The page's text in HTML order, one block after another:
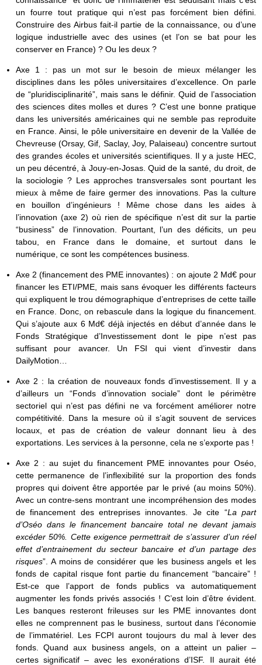
un fourre tout pratique qui n’est pas forcément bien défini.
Construire des Airbus fait-il partie de la connaissance, ou d’une
logique industrielle avec des usines (et l’on se bat pour les
conserver en France) ? Ou les deux ?
Axe 1 : pas un mot sur le besoin de mieux mélanger les
disciplines dans les pôles universitaires d’excellence. On parle
de “pluridisciplinarité”, mais sans le définir. Quid de l’association
des sciences dites molles et dures ? C’est une bonne pratique
dans les universités américaines qui ne semble pas reproduite
en France. Ainsi, le pôle universitaire en devenir de la Vallée de
Chevreuse (Orsay, Gif, Saclay, Joy, Palaiseau) concentre surtout
des grandes écoles et universités scientifiques. Il y a juste HEC,
un peu décentré, à Jouy-en-Josas. Quid de la santé, du droit, de
la sociologie ? Les approches transversales sont pourtant les
mieux à même de faire germer des innovations. Pas la culture
en bouillon d’ingénieurs ! Même chose dans les aides à
l’innovation (axe 2) où rien de spécifique n’est dit sur la partie
“business” de l’innovation. Pourtant, l’un des déficits, un peu
tabou, en France dans le domaine, et surtout dans le
numérique, ce sont les compétences business.
Axe 2 (financement des PME innovantes) : on ajoute 2 Md€ pour
financer les ETI/PME, mais sans évoquer les différents facteurs
qui expliquent le trou démographique d’entreprises de cette taille
en France. Donc, on rebascule dans la logique du financement.
Qui s’ajoute aux 6 Md€ déjà injectés en début d’année dans le
Fonds Stratégique d’Investissement dont le pipe n’est pas
suffisant pour avancer. Un FSI qui vient d’investir dans
DailyMotion…
Axe 2 : la création de nouveaux fonds d’investissement. Il y a
d’ailleurs un “Fonds d’innovation sociale” dont le périmètre
sectoriel qui n’est pas défini ne va forcément améliorer notre
compétitivité. Dans la mesure où il s’agit souvent de services
locaux, et pas de création de valeur donnant lieu à des
exportations. Les services à la personne, cela ne s’exporte pas !
Axe 2 : au sujet du financement PME innovantes pour Oséo,
cette permanence de l’inflexibilité sur la proportion des fonds
propres qui doivent être apportée par le privé (au moins 50%).
Avec un contre-sens montrant une incompréhension des modes
de financement des entreprises innovantes. Je cite “La part
d’Oséo dans le financement bancaire total ne devant jamais
excéder 50%. Cette exigence permettrait de s’assurer d’un réel
effet d’entrainement du secteur bancaire et d’un partage des
risques”. A moins de considérer que les business angels et les
fonds de capital risque font partie du financement “bancaire” !
Est-ce que l’apport de fonds publics va automatiquement
augmenter les fonds privés associés ! C’est loin d’être évident.
Les banques resteront frileuses sur les PME innovantes dont
elles ne comprennent pas le business, surtout dans l’économie
de l’immatériel. Les FCPI auront toujours du mal à lever des
fonds. Quand aux business angels, on a atteint un palier –
certes significatif – avec les exonérations d’ISF. Il aurait été